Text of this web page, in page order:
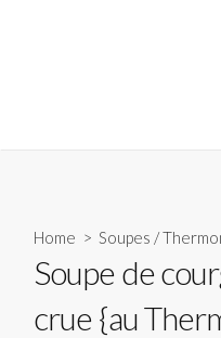
Home > Soupes /
Soupe de
crue {au